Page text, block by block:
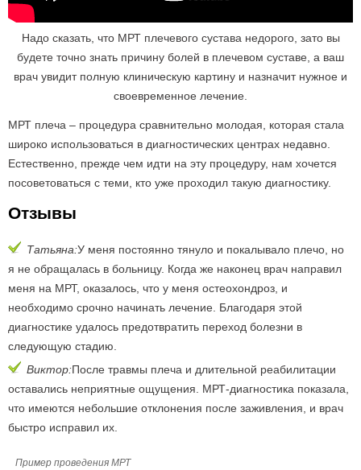
Надо сказать, что МРТ плечевого сустава недорого, зато вы
будете точно знать причину болей в плечевом суставе, а ваш
врач увидит полную клиническую картину и назначит нужное и
своевременное лечение.
МРТ плеча – процедура сравнительно молодая, которая стала
широко использоваться в диагностических центрах недавно.
Естественно, прежде чем идти на эту процедуру, нам хочется
посоветоваться с теми, кто уже проходил такую диагностику.
Отзывы
Татьяна:У меня постоянно тянуло и покалывало плечо, но
я не обращалась в больницу. Когда же наконец врач направил
меня на МРТ, оказалось, что у меня остеохондроз, и
необходимо срочно начинать лечение. Благодаря этой
диагностике удалось предотвратить переход болезни в
следующую стадию.
Виктор:После травмы плеча и длительной реабилитации
оставались неприятные ощущения. МРТ-диагностика показала,
что имеются небольшие отклонения после заживления, и врач
быстро исправил их.
Пример проведения МРТ